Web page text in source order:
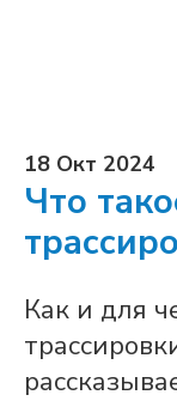
18 Окт 2024
Что
Как и для